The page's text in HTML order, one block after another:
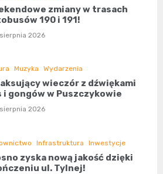
zmiany w trasach
190 i 191!
2026
Muzyka Wydarzenia
wieczór z dźwiękami
i gongów w Puszczykowie
2026
Infrastruktura Inwestycje
zyska nową jakość dzięki
ul. Tylnej!